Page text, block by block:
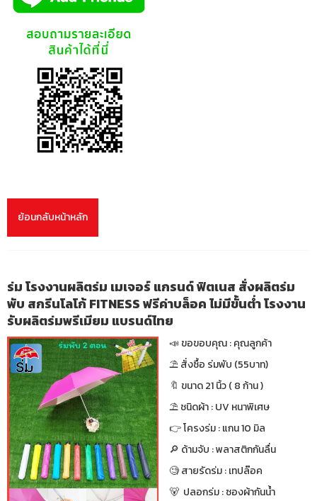
ย้อนกลับหน้าหลัก
ร่ม โรงงานผลิตร่ม เมเจอร์ แกรนด์ ฟิตเนส สั่งผลิตร่ม
พับ สกรีนโลโก้ FITNESS ฟรีค่าบล็อค ไม่มีขั้นต่ำ โรงงาน
รับผลิตร่มพรีเมียม แบรนด์ไทย
📣 ขอขอบคุณ : คุณลูกค้า
⛱ สั่งซื้อ ร่มพับ (55บาท)
🔖 ขนาด 21 นิ้ว ( 8 ก้าน )
⛱ ชนิดผ้า : UV หนาพิเศษ
👉 โครงร่ม : แกน 10 มิล
🔎 ด้ามจับ : พลาสติกกันลื่น
🧐 สายรัดร่ม : เทปล๊อค
🐻 ปลอกร่ม : ซองผ้ากันน้ำ